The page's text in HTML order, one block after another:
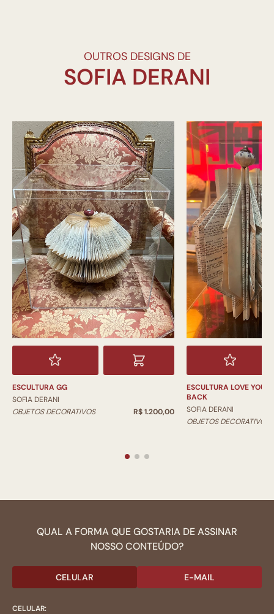
OUTROS DESIGNS DE
ESCULTURA GG
SOFIA DERANI
OBJETOS DECORATIVOS
R$ 1.200,00
ESCULTURA LOVE YOU
BACK
SOFIA DERANI
OBJETOS DECORATIVOS
QUAL A FORMA QUE GOSTARIA DE ASSINAR
NOSSO CONTEÚDO?
CELULAR E-MAIL
CELULAR: